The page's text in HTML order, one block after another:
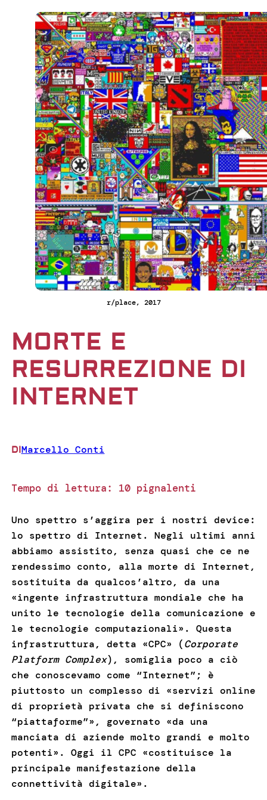
r/place, 2017
MORTE E
RESURREZIONE DI
INTERNET
DIMarcello Conti
Tempo di lettura: 10 pignalenti
Uno spettro s’aggira per i nostri device:
lo spettro di Internet. Negli ultimi anni
abbiamo assistito, senza quasi che ce ne
rendessimo conto, alla morte di Internet,
sostituita da qualcos’altro, da una
«ingente infrastruttura mondiale che ha
unito le tecnologie della comunicazione e
le tecnologie computazionali». Questa
infrastruttura, detta «CPC» (Corporate
Platform Complex), somiglia poco a ciò
che conoscevamo come “Internet”; è
piuttosto un complesso di «servizi online
di proprietà privata che si definiscono
“piattaforme”», governato «da una
manciata di aziende molto grandi e molto
potenti». Oggi il CPC «costituisce la
principale manifestazione della
connettività digitale».